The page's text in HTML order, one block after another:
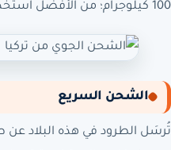
100 كيلوجرام؛ من الأفضل استخدام خدمة الشحن السريع.
الشحن السريع
تُرسَل الطرود في هذه البلاد